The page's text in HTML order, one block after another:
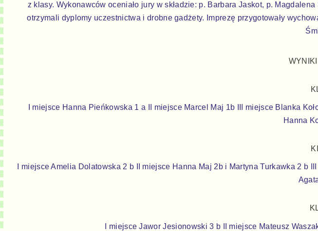
z klasy. Wykonawców oceniało jury w składzie: p. Barbara Jaskot, p.
otrzymali dyplomy uczestnictwa i drobne gadżety. Imprezę przygotowały
I miejsce Hanna Pieńkowska 1 a II miejsce Marcel Maj 1b III miejsce Blanka
Hanna
I miejsce Amelia Dolatowska 2 b II miejsce Hanna Maj 2b i Martyna Turkawka 2
I miejsce Jawor Jesionowski 3 b II miejsce Mateusz